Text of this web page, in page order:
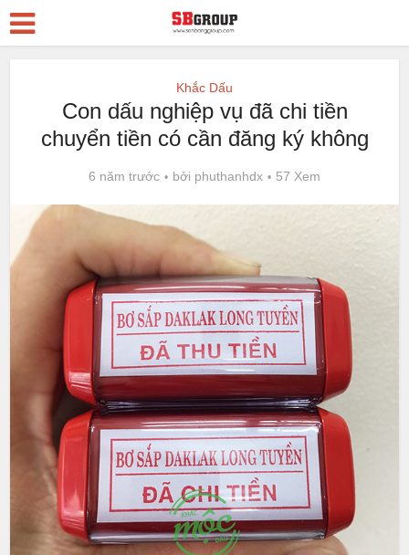
Khắc Dấu
Con dấu nghiệp vụ đã chi tiền
chuyển tiền có cần đăng ký không
6 năm trước bởi phuthanhdx 57 Xem